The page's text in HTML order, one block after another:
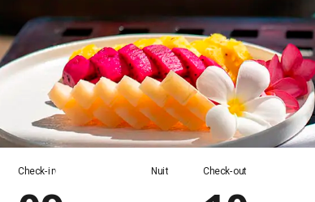
Check-in Nuit
Nuit Check-out